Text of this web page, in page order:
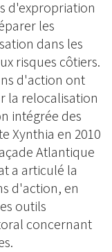
d'expropriation
les
dans les
risques côtiers.
d'action ont
la relocalisation
intégrée des
Xynthia en 2010
Atlantique
a articulé la
d'action, en
outils
concernant